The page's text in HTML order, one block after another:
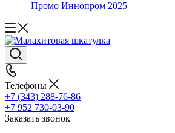
Промо Иннопром 2025
Телефоны
+7 (343) 288-76-86
+7 952 730-03-90
Заказать звонок